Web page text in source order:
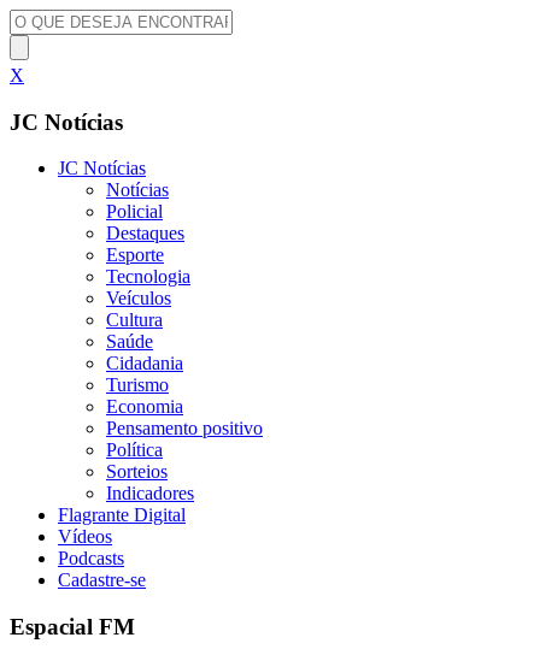
X
JC Notícias
JC Notícias
Notícias
Policial
Destaques
Esporte
Tecnologia
Veículos
Cultura
Saúde
Cidadania
Turismo
Economia
Pensamento positivo
Política
Sorteios
Indicadores
Flagrante Digital
Vídeos
Podcasts
Cadastre-se
Espacial FM